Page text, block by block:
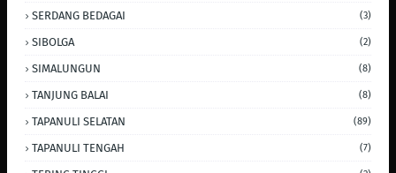
SERDANG BEDAGAI (3)
SIBOLGA (2)
SIMALUNGUN (8)
TANJUNG BALAI (8)
TAPANULI SELATAN (89)
TAPANULI TENGAH (7)